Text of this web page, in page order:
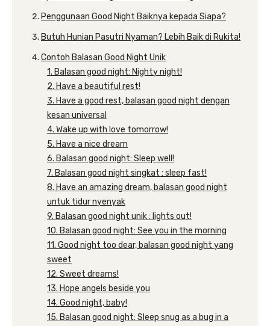
Penggunaan Good Night Baiknya kepada Siapa?
Butuh Hunian Pasutri Nyaman? Lebih Baik di Rukita!
Contoh Balasan Good Night Unik
1. Balasan good night: Nighty night!
2. Have a beautiful rest!
3. Have a good rest, balasan good night dengan
kesan universal
4. Wake up with love tomorrow!
5. Have a nice dream
6. Balasan good night: Sleep well!
7. Balasan good night singkat : sleep fast!
8. Have an amazing dream, balasan good night
untuk tidur nyenyak
9. Balasan good night unik : lights out!
10. Balasan good night: See you in the morning
11. Good night too dear, balasan good night yang
sweet
12. Sweet dreams!
13. Hope angels beside you
14. Good night, baby!
15. Balasan good night: Sleep snug as a bug in a